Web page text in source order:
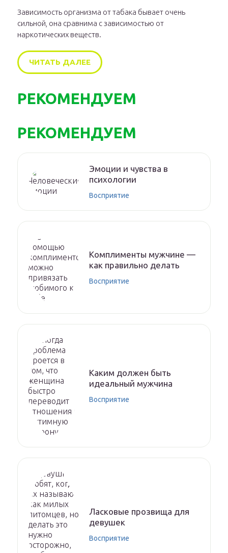
Зависимость организма от табака бывает очень
сильной, она сравнима с зависимостью от
наркотических веществ.
ЧИТАТЬ ДАЛЕЕ
РЕКОМЕНДУЕМ
РЕКОМЕНДУЕМ
Эмоции и чувства в
психологии
Восприятие
Комплименты мужчине —
как правильно делать
Восприятие
Каким должен быть
идеальный мужчина
Восприятие
Ласковые прозвища для
девушек
Восприятие